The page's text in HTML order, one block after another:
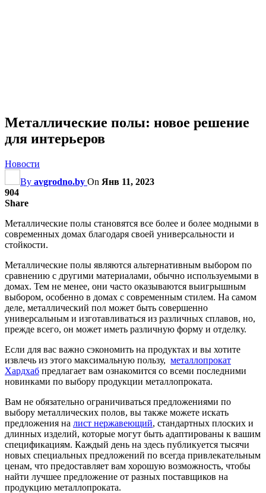
Металлические полы: новое решение
для интерьеров
Новости
By avgrodno.by On Янв 11, 2023
904
Share
Металлические полы становятся все более и более модными в
современных домах благодаря своей универсальности и
стойкости.
Металлические полы являются альтернативным выбором по
сравнению с другими материалами, обычно используемыми в
домах. Тем не менее, они часто оказываются выигрышным
выбором, особенно в домах с современным стилем. На самом
деле, металлический пол может быть совершенно
универсальным и изготавливаться из различных сплавов, но,
прежде всего, он может иметь различную форму и отделку.
Если для вас важно сэкономить на продуктах и вы хотите
извлечь из этого максимальную пользу, металлопрокат
Хардхаб предлагает вам ознакомится со всеми последними
новинками по выбору продукции металлопроката.
Вам не обязательно ограничиваться предложениями по
выбору металлических полов, вы также можете искать
предложения на лист нержавеющий, стандартных плоских и
длинных изделий, которые могут быть адаптированы к вашим
спецификациям. Каждый день на здесь публикуется тысячи
новых специальных предложений по всегда привлекательным
ценам, что предоставляет вам хорошую возможность, чтобы
найти лучшее предложение от разных поставщиков на
продукцию металлопроката.